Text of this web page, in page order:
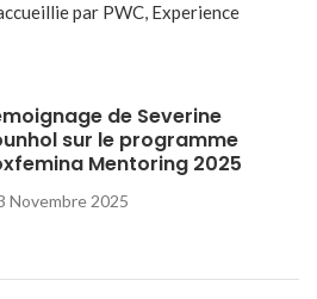
par PWC, Experience
de Severine
sur le programme
Mentoring 2025
Novembre 2025